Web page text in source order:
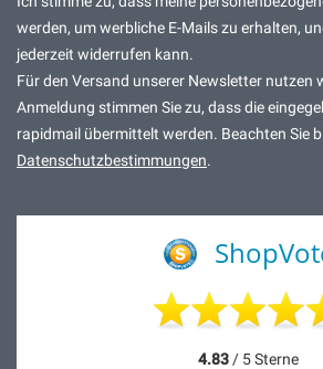
werden, um werbliche E-Mails zu erhalten,
jederzeit widerrufen kann.
Für den Versand unserer Newsletter nutzen
Anmeldung stimmen Sie zu, dass die
rapidmail übermittelt werden. Beachten Sie
Datenschutzbestimmungen.
4.83/ 5 Sterne